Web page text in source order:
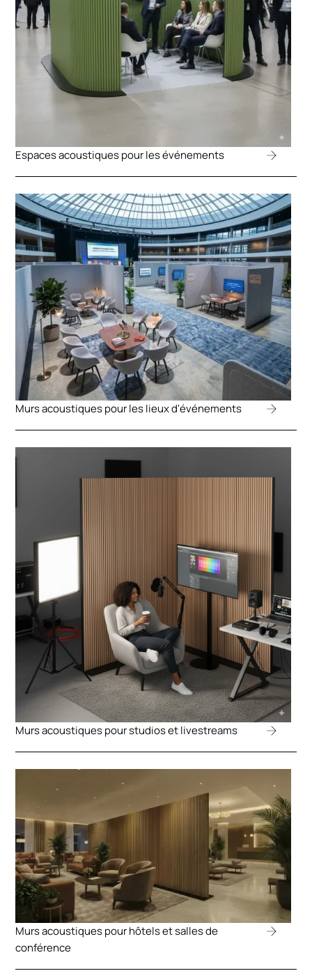
Espaces acoustiques pour les événements
Murs acoustiques pour les lieux d'événements
Murs acoustiques pour studios et livestreams
Murs acoustiques pour hôtels et salles de
conférence